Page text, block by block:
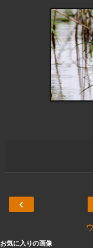
‹
お気に入りの画像